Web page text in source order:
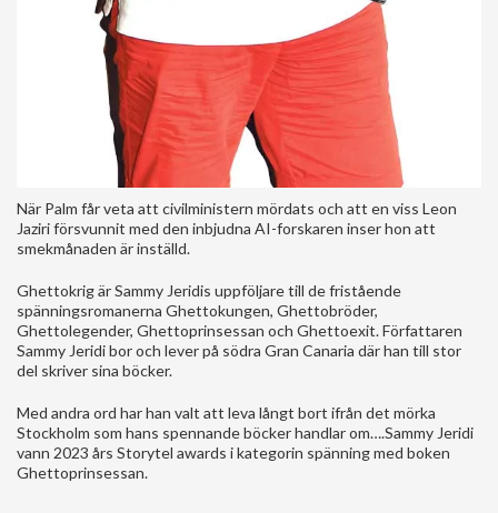
När Palm får veta att civilministern mördats och att en viss Leon
Jaziri försvunnit med den inbjudna AI-forskaren inser hon att
smekmånaden är inställd.
Ghettokrig är Sammy Jeridis uppföljare till de fristående
spänningsromanerna Ghettokungen, Ghettobröder,
Ghettolegender, Ghettoprinsessan och Ghettoexit. Författaren
Sammy Jeridi bor och lever på södra Gran Canaria där han till stor
del skriver sina böcker.
Med andra ord har han valt att leva långt bort ifrån det mörka
Stockholm som hans spennande böcker handlar om….Sammy Jeridi
vann 2023 års Storytel awards i kategorin spänning med boken
Ghettoprinsessan.